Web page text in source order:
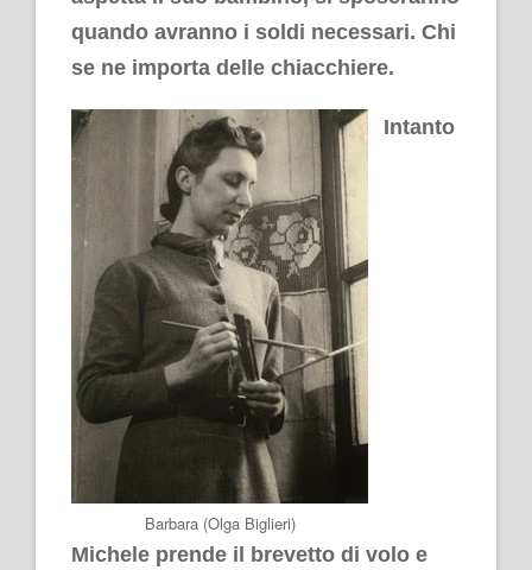
quando avranno i soldi necessari. Chi
se ne importa delle chiacchiere.
Barbara (Olga Biglieri)
Intanto
Michele prende il brevetto di volo e